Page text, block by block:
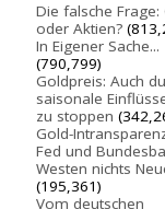
Die falsche Frage:
oder Aktien?
In Eigener Sache...
(790,799)
Goldpreis: Auch
saisonale
zu stoppen
Gold-
Fed und
Westen nichts
(195,361)
Vom deutschen